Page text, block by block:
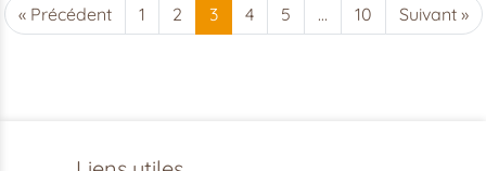
« Précédent 1 2 3 4 5 … 10 Suivant »